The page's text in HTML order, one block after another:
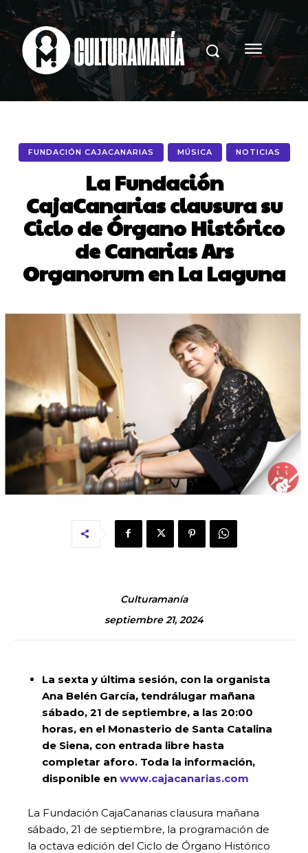
FUNDACIÓN CAJACANARIAS MÚSICA NOTICIAS
La Fundación
CajaCanarias clausura su
Ciclo de Órgano Histórico
de Canarias Ars
Organorum en La Laguna
Culturamanía
septiembre 21, 2024
La sexta y última sesión, con la organista
Ana Belén García, tendrálugar mañana
sábado, 21 de septiembre, a las 20:00
horas, en el Monasterio de Santa Catalina
de Siena, con entrada libre hasta
completar aforo. Toda la información,
disponible en www.cajacanarias.com
La Fundación CajaCanarias clausura mañana
sábado, 21 de septiembre, la programación de
la octava edición del Ciclo de Órgano Histórico